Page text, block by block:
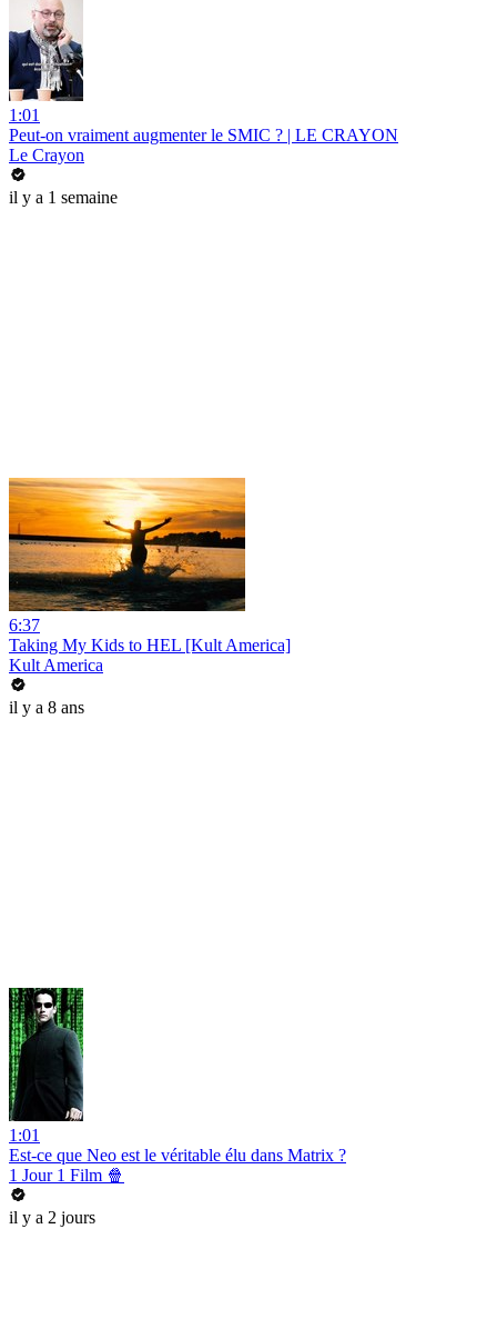
1:01
Peut-on vraiment augmenter le SMIC ? | LE CRAYON
Le Crayon
il y a 1 semaine
6:37
Taking My Kids to HEL [Kult America]
Kult America
il y a 8 ans
1:01
Est-ce que Neo est le véritable élu dans Matrix ?
1 Jour 1 Film 🍿
il y a 2 jours